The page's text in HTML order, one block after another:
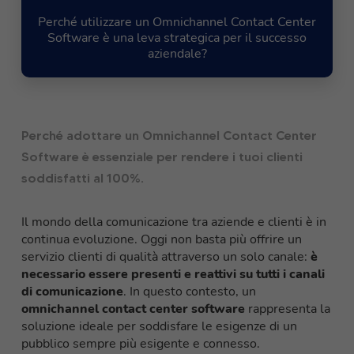
Perché utilizzare un Omnichannel Contact Center
Software è una leva strategica per il successo
aziendale?
Perché adottare un Omnichannel Contact Center
Software è essenziale per rendere i tuoi clienti
soddisfatti al 100%.
Il mondo della comunicazione tra aziende e clienti è in
continua evoluzione. Oggi non basta più offrire un
servizio clienti di qualità attraverso un solo canale: è
necessario essere presenti e reattivi su tutti i canali
di comunicazione. In questo contesto, un
omnichannel contact center software rappresenta la
soluzione ideale per soddisfare le esigenze di un
pubblico sempre più esigente e connesso.